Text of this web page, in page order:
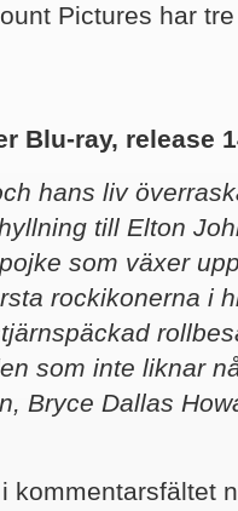
Pictures har
Blu-ray, release
hans liv
till Elton
som växer
rockikonerna i
som inte liknar
Bryce Dallas
kommentarsfältet